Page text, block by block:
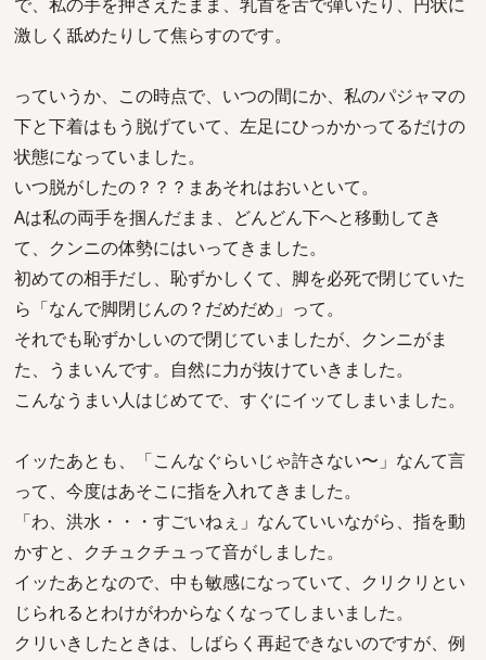
激しく舐めたりして焦らすのです。
っていうか、この時点で、いつの間にか、私のパジャマの
下と下着はもう脱げていて、左足にひっかかってるだけの
状態になっていました。
いつ脱がしたの？？？まあそれはおいといて。
Aは私の両手を掴んだまま、どんどん下へと移動してき
て、クンニの体勢にはいってきました。
初めての相手だし、恥ずかしくて、脚を必死で閉じていた
ら「なんで脚閉じんの？だめだめ」って。
それでも恥ずかしいので閉じていましたが、クンニがま
た、うまいんです。自然に力が抜けていきました。
こんなうまい人はじめてで、すぐにイッてしまいました。
イッたあとも、「こんなぐらいじゃ許さない〜」なんて言
って、今度はあそこに指を入れてきました。
「わ、洪水・・・すごいねぇ」なんていいながら、指を動
かすと、クチュクチュって音がしました。
イッたあとなので、中も敏感になっていて、クリクリとい
じられるとわけがわからなくなってしまいました。
クリいきしたときは、しばらく再起できないのですが、例